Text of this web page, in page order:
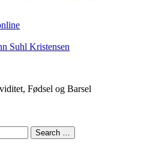
Suhl Kristensen
Fødsel og Barsel
Search …